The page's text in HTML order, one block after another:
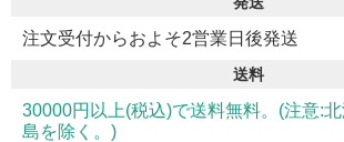
注文受付からおよそ2営業日後発送
送料
30000円以上(税込)で送料無料。(注意:
島を除く。)